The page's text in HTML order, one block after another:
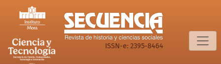
Nayarit: el cultivo del tabaco y el ejercicio del poder
ISSN-e: 2395-8464